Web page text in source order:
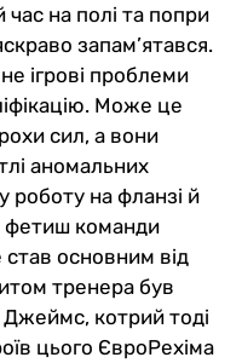
на полі та попри
запам’ятався.
ігрові проблеми
Може це
сил, а вони
аномальних
роботу на фланзі й
фетиш команди
став основним від
тренера був
Джеймс, котрий тоді
цього ЄвроРехіма